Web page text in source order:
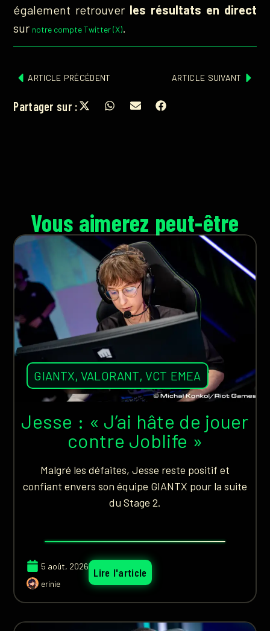
également retrouver les résultats en direct
sur notre compte Twitter (X).
ARTICLE PRÉCÉDENT ARTICLE SUIVANT
Partager sur :
Vous aimerez peut-être
GIANTX, VALORANT,VCT EMEA
Jesse : « J’ai hâte de jouer
contre Joblife »
Malgré les défaites, Jesse reste positif et
confiant envers son équipe GIANTX pour la suite
du Stage 2.
5 août, 2026
erinie
Lire l'article